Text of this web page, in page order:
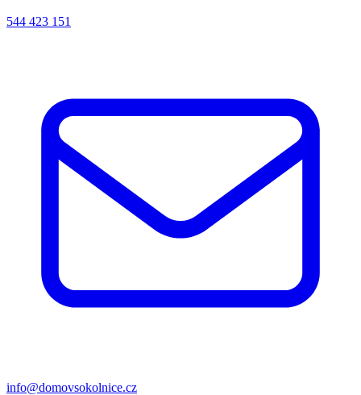
544 423 151
info@domovsokolnice.cz